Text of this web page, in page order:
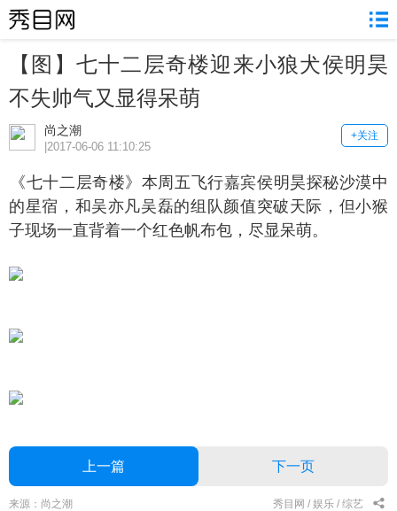
【图】七十二层奇楼迎来小狼犬侯明昊
不失帅气又显得呆萌
尚之潮 +关注
|2017-06-06 11:10:25
十二层奇楼》本周五飞行嘉宾侯明昊探秘沙漠中
的星宿，和吴亦凡吴磊的组队颜值突破天际，但小猴
子现场一直背着一个红色帆布包，尽显呆萌。
上一篇 下一页
来源：尚之潮 秀目网 / 娱乐 / 综艺